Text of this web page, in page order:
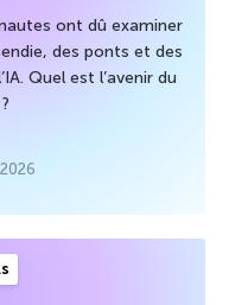
ont dû examiner
des ponts et des
Quel est l’avenir du